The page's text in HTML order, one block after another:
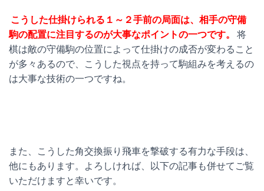
こうした仕掛けられる１～２手前の局面は、相手の守備
駒の配置に注目するのが大事なポイントの一つです。
将
棋は敵の守備駒の位置によって仕掛けの成否が変わること
が多々あるので、こうした視点を持って駒組みを考えるの
は大事な技術の一つですね。
また、こうした角交換振り飛車を撃破する有力な手段は、
他にもあります。よろしければ、以下の記事も併せてご覧
いただけますと幸いです。